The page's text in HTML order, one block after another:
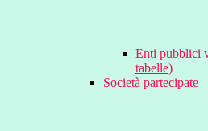
Enti pubblici
tabelle)
Società partecipate